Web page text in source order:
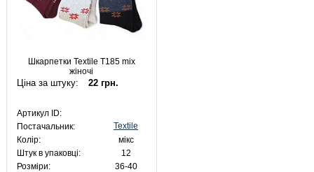
Шкарпетки Textile T185 mix
жіночі
Ціна за штуку: 22 грн.
Артикул ID:
Постачальник:
Textile
Колір:
мікс
Штук в упаковці:
12
Розміри:
36-40